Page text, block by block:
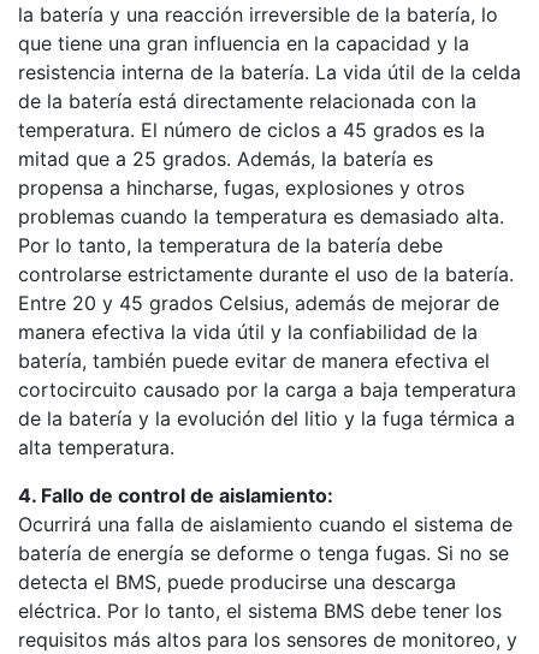
la batería y una reacción irreversible de la batería, lo
que tiene una gran influencia en la capacidad y la
resistencia interna de la batería. La vida útil de la celda
de la batería está directamente relacionada con la
temperatura. El número de ciclos a 45 grados es la
mitad que a 25 grados. Además, la batería es
propensa a hincharse, fugas, explosiones y otros
problemas cuando la temperatura es demasiado alta.
Por lo tanto, la temperatura de la batería debe
controlarse estrictamente durante el uso de la batería.
Entre 20 y 45 grados Celsius, además de mejorar de
manera efectiva la vida útil y la confiabilidad de la
batería, también puede evitar de manera efectiva el
cortocircuito causado por la carga a baja temperatura
de la batería y la evolución del litio y la fuga térmica a
alta temperatura.
4. Fallo de control de aislamiento:
Ocurrirá una falla de aislamiento cuando el sistema de
batería de energía se deforme o tenga fugas. Si no se
detecta el BMS, puede producirse una descarga
eléctrica. Por lo tanto, el sistema BMS debe tener los
requisitos más altos para los sensores de monitoreo, y